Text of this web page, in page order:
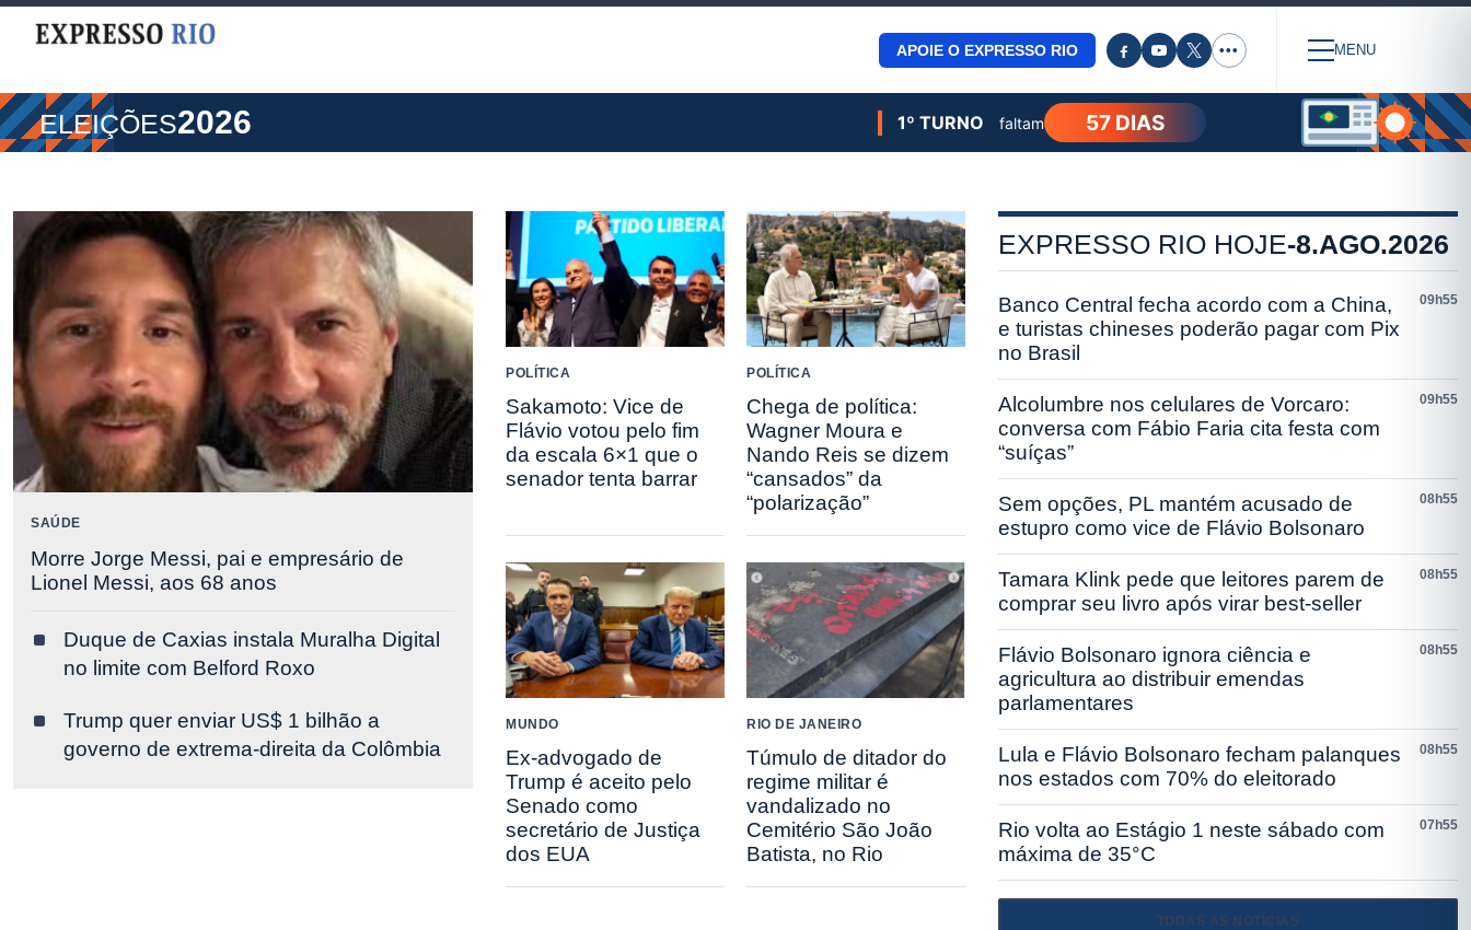
APOIE O EXPRESSO RIO ••• MENU
ELEIÇÕES2026 1º TURNO faltam 57 DIAS
SAÚDE
Morre Jorge Messi, pai e empresário de
Lionel Messi, aos 68 anos
Duque de Caxias instala Muralha Digital
no limite com Belford Roxo
Trump quer enviar US$ 1 bilhão a
governo de extrema-direita da Colômbia
POLÍTICA
Sakamoto: Vice de
Flávio votou pelo fim
da escala 6×1 que o
senador tenta barrar
POLÍTICA
Chega de política:
Wagner Moura e
Nando Reis se dizem
“cansados” da
“polarização”
MUNDO
Ex-advogado de
Trump é aceito pelo
Senado como
secretário de Justiça
dos EUA
RIO DE JANEIRO
Túmulo de ditador do
regime militar é
vandalizado no
Cemitério São João
Batista, no Rio
EXPRESSO RIO HOJE-8.AGO.2026
Banco Central fecha acordo com a China,
e turistas chineses poderão pagar com Pix
no Brasil
09h55
Alcolumbre nos celulares de Vorcaro:
conversa com Fábio Faria cita festa com
“suíças”
09h55
Sem opções, PL mantém acusado de
estupro como vice de Flávio Bolsonaro
08h55
Tamara Klink pede que leitores parem de
comprar seu livro após virar best-seller
08h55
Flávio Bolsonaro ignora ciência e
agricultura ao distribuir emendas
parlamentares
08h55
Lula e Flávio Bolsonaro fecham palanques
nos estados com 70% do eleitorado
08h55
Rio volta ao Estágio 1 neste sábado com
máxima de 35°C
07h55
TODAS AS NOTÍCIAS